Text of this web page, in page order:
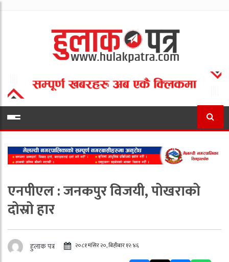
एनपीएल : जनकपुर विजयी, पोखराको
दोस्रो हार
हुलाक पत्र २०८१ मंसिर २०, बिहीबार १२:४६